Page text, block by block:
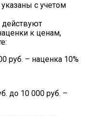
с учетом
к ценам,
руб. – наценка 10%
до 10 000 руб. –